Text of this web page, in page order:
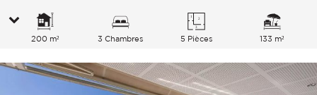
200 m² 3 Chambres 5 Pièces 133 m²